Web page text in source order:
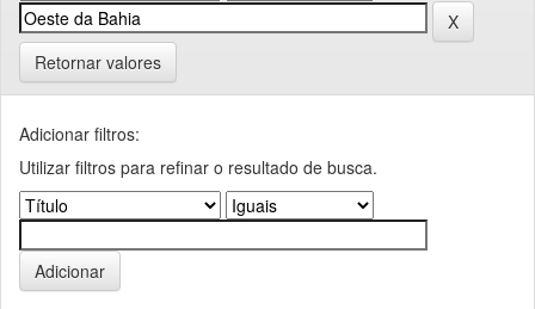
Retornar valores
Adicionar filtros:
Utilizar filtros para refinar o resultado de busca.